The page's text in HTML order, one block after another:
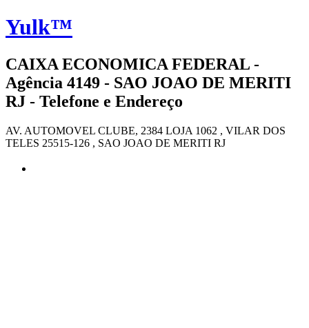
Yulk™
CAIXA ECONOMICA FEDERAL -
Agência 4149 - SAO JOAO DE MERITI
RJ - Telefone e Endereço
AV. AUTOMOVEL CLUBE, 2384 LOJA 1062 , VILAR DOS
TELES 25515-126 , SAO JOAO DE MERITI RJ